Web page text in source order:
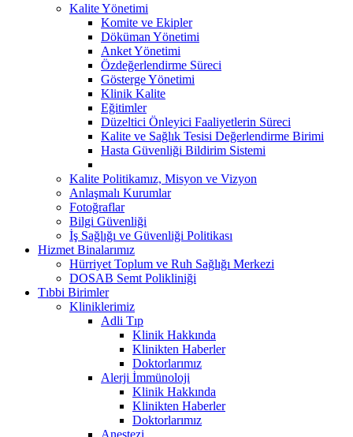
Kalite Yönetimi
Komite ve Ekipler
Döküman Yönetimi
Anket Yönetimi
Özdeğerlendirme Süreci
Gösterge Yönetimi
Klinik Kalite
Eğitimler
Düzeltici Önleyici Faaliyetlerin Süreci
Kalite ve Sağlık Tesisi Değerlendirme Birimi
Hasta Güvenliği Bildirim Sistemi
Kalite Politikamız, Misyon ve Vizyon
Anlaşmalı Kurumlar
Fotoğraflar
Bilgi Güvenliği
İş Sağlığı ve Güvenliği Politikası
Hizmet Binalarımız
Hürriyet Toplum ve Ruh Sağlığı Merkezi
DOSAB Semt Polikliniği
Tıbbi Birimler
Kliniklerimiz
Adli Tıp
Klinik Hakkında
Klinikten Haberler
Doktorlarımız
Alerji İmmünoloji
Klinik Hakkında
Klinikten Haberler
Doktorlarımız
Anestezi